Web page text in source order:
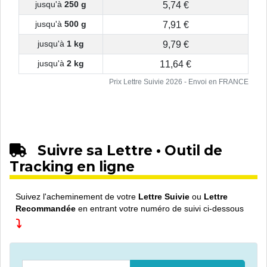
Prix Lettre Suivie 2026 - Envoi en FRANCE
jusqu'à 250 g 5,74 €
jusqu'à 500 g 7,91 €
jusqu'à 1 kg 9,79 €
jusqu'à 2 kg 11,64 €
Suivre sa Lettre • Outil de
Tracking en ligne
Suivez l'acheminement de votre Lettre Suivieou Lettre
Recommandéeen entrant votre numéro de suivi ci-dessous
⤵